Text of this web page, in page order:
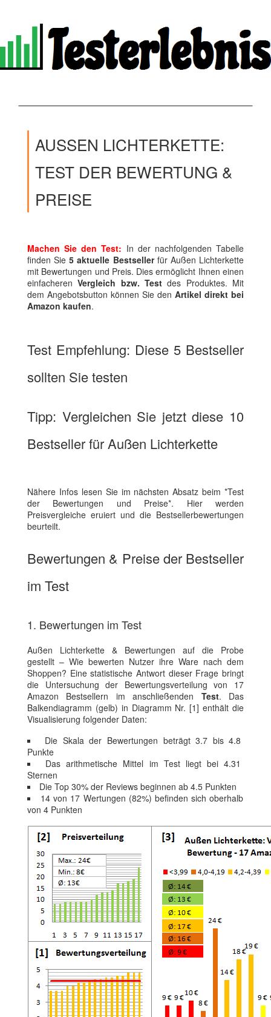
AUSSEN LICHTERKETTE: T
EST DER BEWERTUNG & P
REISE
Machen Sie den Test: In der nachfolgenden Tabelle
finden Sie 5 aktuelle Bestsellerfür Außen Lichterkette
mit Bewertungen und Preis. Dies ermöglicht Ihnen einen
einfacherenVergleich bzw. Test des Produktes. Mit
dem Angebotsbutton können Sie den Artikel direkt bei
Amazon kaufen.
Test Empfehlung: Diese 5 Bestseller
sollten Sie testen
Tipp: Vergleichen Sie jetzt diese 10
Bestseller für Außen Lichterkette
Nähere Infos lesen Sie im nächsten Absatz beim *Test
der Bewertungen und Preise*. Hier werden
Preisvergleiche eruiert und die Bestsellerbewertungen
beurteilt.
Bewertungen & Preise der Bestseller
im Test
1. Bewertungen im Test
Außen Lichterkette & Bewertungen auf die Probe
gestellt – Wie bewerten Nutzer ihre Ware nach dem
Shoppen? Eine statistische Antwort dieser Frage bringt
die Untersuchung der Bewertungsverteilung von 17
Amazon Bestsellern im anschließenden Test. Das
Balkendiagramm (gelb) in Diagramm Nr. [1] enthält die
Visualisierung folgender Daten:
Die Skala der Bewertungen beträgt 3.7 bis 4.8
Punkte
Das arithmetische Mittel im Test liegt bei 4.31
Sternen
Die Top 30% der Reviews beginnen ab 4.5 Punkten
14 von 17 Wertungen (82%) befinden sich oberhalb
von 4 Punkten